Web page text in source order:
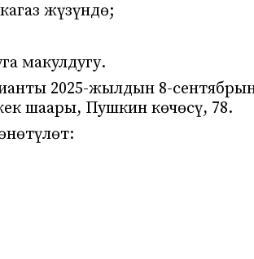
жүзүндө;
макулдугу.
2025-жылдын 8-
шаары, Пушкин көчөсү, 78.